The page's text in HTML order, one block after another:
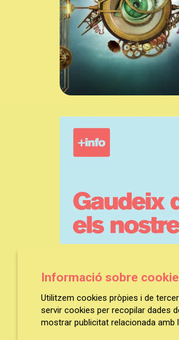
Informació sobre
Utilitzem cookies pròpies i de
servir cookies per recopilar dades
mostrar publicitat relacionada amb